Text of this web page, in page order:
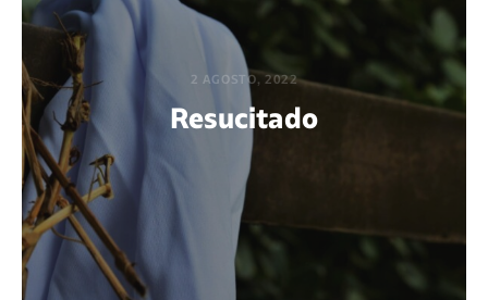
2 AGOSTO, 2022
Resucitado
POR GABRIEL M. ACUÑA